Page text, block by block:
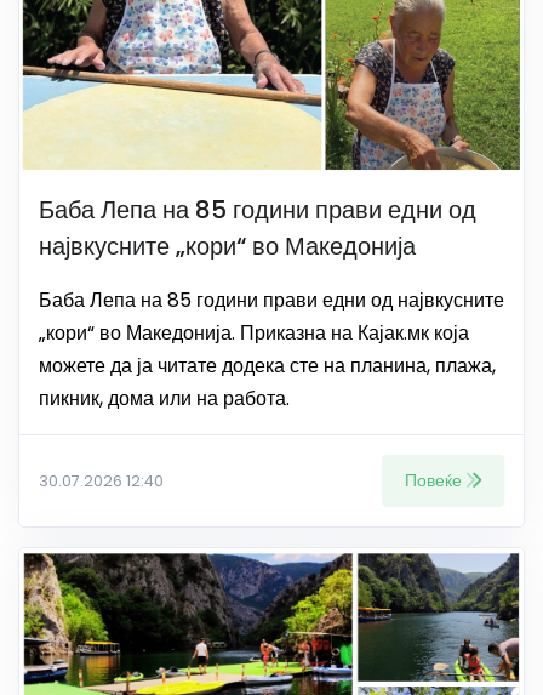
Баба Лепа на 85 години прави едни од
највкусните „кори“ во Македонија
Баба Лепа на 85 години прави едни од највкусните
„кори“ во Македонија. Приказна на Кајак.мк која
можете да ја читате додека сте на планина, плажа,
пикник, дома или на работа.
30.07.2026 12:40 Повеќе